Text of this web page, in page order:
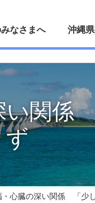
なさまへ 沖縄
い関係
ず
・心臓の深い関係 「少